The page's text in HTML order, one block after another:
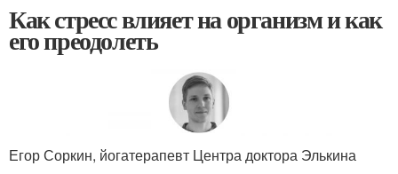
Как стресс влияет на организм и как
его преодолеть
Егор Соркин, йогатерапевт Центра доктора Элькина